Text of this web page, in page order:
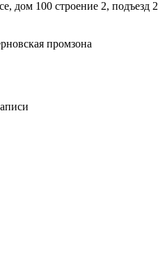
дом 100 строение 2, подъезд 2
промзона